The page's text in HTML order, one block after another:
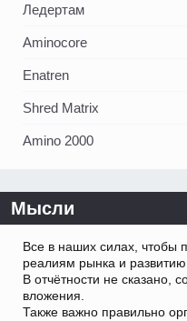
Ледертам
Aminocore
Enatren
Shred Matrix
Amino 2000
Мысли
Все в наших силах, чтобы
реалиям рынка и развитию
В отчётности не сказано,
вложения.
Также важно правильно